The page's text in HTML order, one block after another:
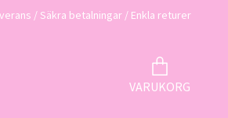
/ Säkra betalningar / Enkla returer
VARUKORG